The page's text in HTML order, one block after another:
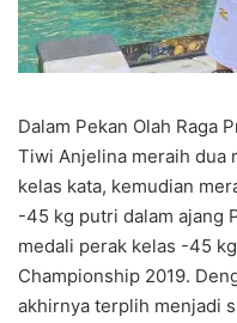
Dalam Pekan Olah Raga
Tiwi Anjelina meraih dua
kelas kata, kemudian
-45 kg putri dalam ajang
medali perak kelas -45
Championship 2019.
akhirnya terplih menjadi